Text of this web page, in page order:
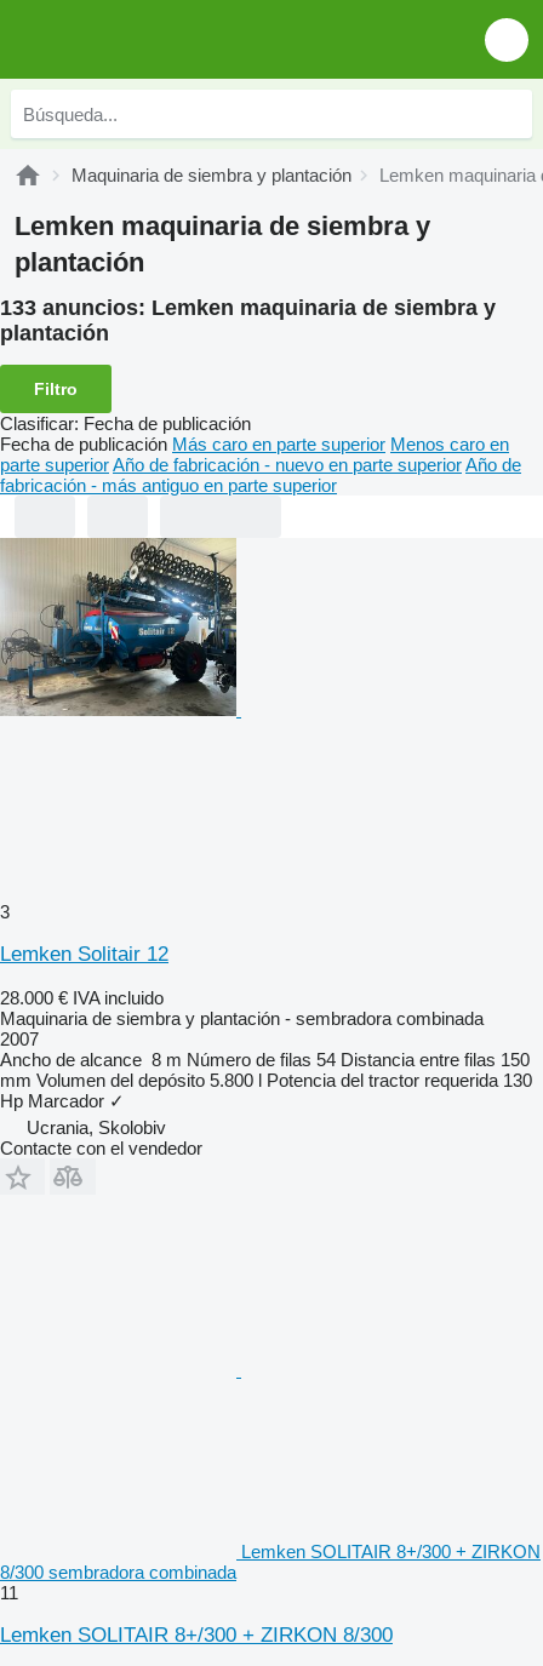
Maquinaria de siembra y plantación Lemken
Lemken maquinaria de siembra y
plantación
133 anuncios: Lemken maquinaria de siembra y
plantación
Filtro
Clasificar: Fecha de publicación
Fecha de publicación Más caro en parte superior Menos caro en
parte superiorAño de fabricación - nuevo en parte superiorAño de
fabricación - más antiguo en parte superior
3
Lemken Solitair 12
28.000 € IVA incluido
Maquinaria de siembra y plantación - sembradora combinada
2007
Ancho de alcance 8 m Número de filas 54 Distancia entre filas 150
mm Volumen del depósito 5.800 l Potencia del tractor requerida 130
Hp Marcador ✓
Ucrania, Skolobiv
Contacte con el vendedor
Lemken SOLITAIR 8+/300 + ZIRKON
8/300 sembradora combinada
11
Lemken SOLITAIR 8+/300 + ZIRKON 8/300